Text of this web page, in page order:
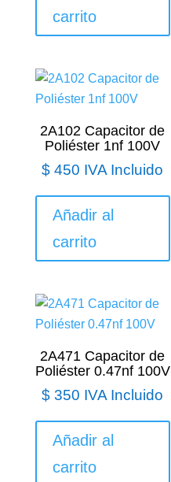
carrito
2A102 Capacitor de
Poliéster 1nf 100V
$ 450 IVA Incluido
Añadir al
carrito
2A471 Capacitor de
Poliéster 0.47nf 100V
$ 350 IVA Incluido
Añadir al
carrito